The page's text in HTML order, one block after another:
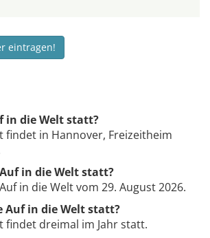
eintragen!
in die Welt statt?
findet in Hannover, Freizeitheim
in die Welt statt?
in die Welt vom 29. August 2026.
Auf in die Welt statt?
findet dreimal im Jahr statt.